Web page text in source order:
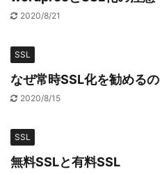
2020/8/21
SSL
なぜ常時SSL化を勧めるの
2020/8/15
SSL
無料SSLと有料SSL